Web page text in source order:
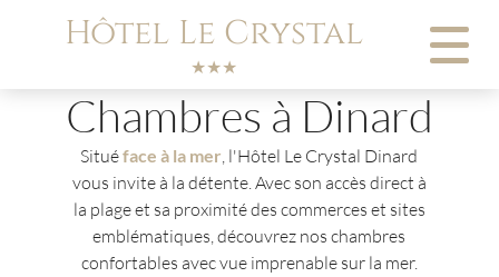
Hôtel Le Crystal
★★★
Chambres à Dinard
Situéface à la mer, l'Hôtel Le Crystal Dinard
vous invite à la détente. Avec son accès direct à
la plage et sa proximité des commerces et sites
emblématiques, découvrez nos chambres
confortables avec vue imprenable sur la mer.